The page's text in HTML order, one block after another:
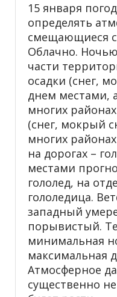
15 января
определять
смещающиеся с
Облачно.
части
осадки (снег,
днем местами,
многих
(снег, мокрый
многих
на дорогах –
местами
гололед, на
гололедица.
западный
порывистый.
минимальная
максимальная
Атмосферное
существенно